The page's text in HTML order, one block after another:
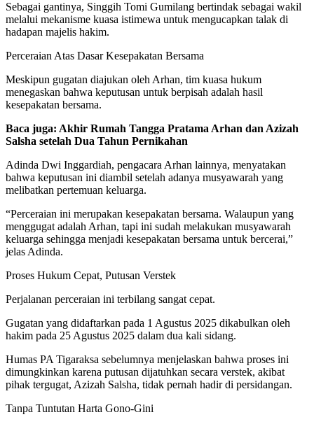
Sebagai gantinya, Singgih Tomi Gumilang bertindak sebagai wakil
melalui mekanisme kuasa istimewa untuk mengucapkan talak di
hadapan majelis hakim.
Perceraian Atas Dasar Kesepakatan Bersama
Meskipun gugatan diajukan oleh Arhan, tim kuasa hukum
menegaskan bahwa keputusan untuk berpisah adalah hasil
kesepakatan bersama.
Baca juga: Akhir Rumah Tangga Pratama Arhan dan Azizah
Salsha setelah Dua Tahun Pernikahan
Adinda Dwi Inggardiah, pengacara Arhan lainnya, menyatakan
bahwa keputusan ini diambil setelah adanya musyawarah yang
melibatkan pertemuan keluarga.
“Perceraian ini merupakan kesepakatan bersama. Walaupun yang
menggugat adalah Arhan, tapi ini sudah melakukan musyawarah
keluarga sehingga menjadi kesepakatan bersama untuk bercerai,”
jelas Adinda.
Proses Hukum Cepat, Putusan Verstek
Perjalanan perceraian ini terbilang sangat cepat.
Gugatan yang didaftarkan pada 1 Agustus 2025 dikabulkan oleh
hakim pada 25 Agustus 2025 dalam dua kali sidang.
Humas PA Tigaraksa sebelumnya menjelaskan bahwa proses ini
dimungkinkan karena putusan dijatuhkan secara verstek, akibat
pihak tergugat, Azizah Salsha, tidak pernah hadir di persidangan.
Tanpa Tuntutan Harta Gono-Gini